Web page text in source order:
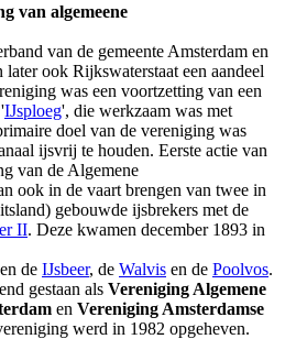
van algemeene
van de gemeente Amsterdam en
ook Rijkswaterstaat een aandeel
was een voortzetting van een
IJsploeg', die werkzaam was met
doel van de vereniging was
ijsvrij te houden. Eerste actie van
van de Algemene
ook in de vaart brengen van twee in
gebouwde ijsbrekers met de
II. Deze kwamen december 1893 in
de IJsbeer, de Walvis en de Poolvos.
gestaan als Vereniging Algemene
en Vereniging Amsterdamse
werd in 1982 opgeheven.